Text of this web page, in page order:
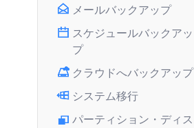
メールバックアップ
スケジュールバックアッ
プ
クラウドへバックアップ
システム移行
パーティション・ディス